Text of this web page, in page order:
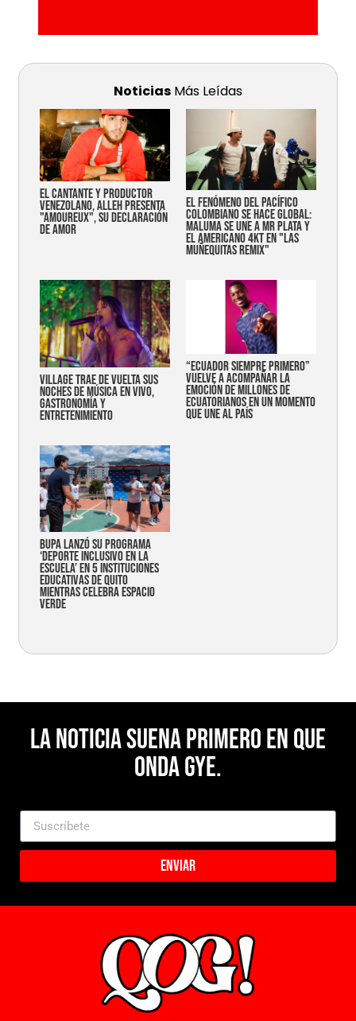
Noticias Más Leídas
EL CANTANTE Y PRODUCTOR
VENEZOLANO, ALLEH PRESENTA
"AMOUREUX", SU DECLARACIÓN
DE AMOR
EL FENÓMENO DEL PACÍFICO
COLOMBIANO SE HACE GLOBAL:
MALUMA SE UNE A MR PLATA Y
EL AMERICANO 4KT EN "LAS
MUÑEQUITAS REMIX"
Village trae de vuelta sus
noches de música en vivo,
gastronomía y
entretenimiento
“Ecuador siempre primero”
vuelve a acompañar la
emoción de millones de
ecuatorianos en un momento
que une al país
Bupa lanzó su programa
‘Deporte Inclusivo en la
Escuela’ en 5 instituciones
educativas de Quito
mientras celebra espacio
verde
La noticia suena primero en Que
Onda Gye.
Enviar